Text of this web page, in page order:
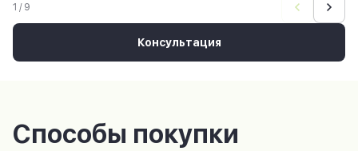
Консультация
1 / 9
Способы покупки